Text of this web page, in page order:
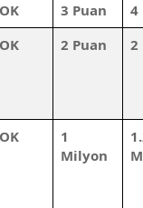
3 Puan
4
2 Puan 2
1
Milyon